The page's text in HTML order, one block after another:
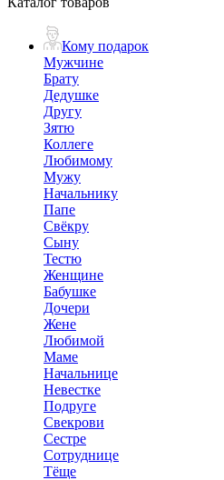
Кому подарок
Мужчине
Брату
Дедушке
Другу
Зятю
Коллеге
Любимому
Мужу
Начальнику
Папе
Свёкру
Сыну
Тестю
Женщине
Бабушке
Дочери
Жене
Любимой
Маме
Начальнице
Невестке
Подруге
Свекрови
Сестре
Сотруднице
Тёще